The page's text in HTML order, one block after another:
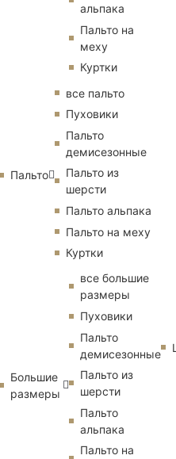
альпака
Пальто на
меху
Куртки
Пальто
все пальто
Пуховики
Пальто
демисезонные
Пальто из
шерсти
Пальто альпака
Пальто на меху
Куртки
Большие
размеры
все большие
размеры
Пуховики
Пальто
демисезонные
Пальто из
шерсти
Пальто
альпака
Пальто на